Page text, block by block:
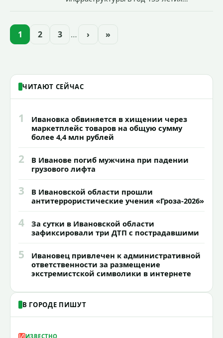
проекта подсветки исторических
1 2 3 … › »
ЧИТАЮТ СЕЙЧАС
1
Ивановка обвиняется в хищении через
маркетплейс товаров на общую сумму
более 4,4 млн рублей
2
В Иванове погиб мужчина при падении
грузового лифта
3
В Ивановской области прошли
антитеррористические учения «Гроза-2026»
4
За сутки в Ивановской области
зафиксировали три ДТП с пострадавшими
5
Ивановец привлечен к административной
ответственности за размещение
экстремистской символики в интернете
В ГОРОДЕ ПИШУТ
ИЗВЕСТНО